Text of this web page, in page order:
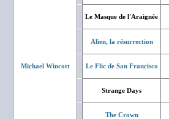
Michael Wincott
Le Masque de l'Araignée
Alien, la résurrection
Le Flic de San Francisco
Strange Days
The Crown